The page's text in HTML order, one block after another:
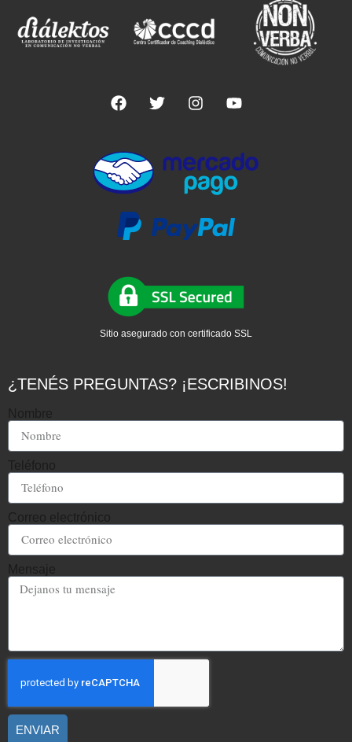
Sitio asegurado con certificado SSL
¿TENÉS PREGUNTAS? ¡ESCRIBINOS!
ENVIAR